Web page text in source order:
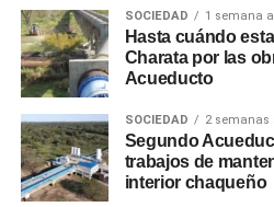
SOCIEDAD 1 semana
Hasta cuándo
Charata por las
Acueducto
SOCIEDAD 2 semanas
Segundo
trabajos de
interior chaqueño